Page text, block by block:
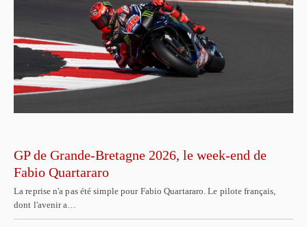
GP de Grande-Bretagne 2026, le week-end de
Fabio Quartararo
La reprise n'a pas été simple pour Fabio Quartararo. Le pilote français,
dont l'avenir a…